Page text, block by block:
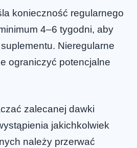
konieczność regularnego
4–6 tygodni, aby
Nieregularne
ograniczyć potencjalne
zalecanej dawki
jakichkolwiek
należy przerwać